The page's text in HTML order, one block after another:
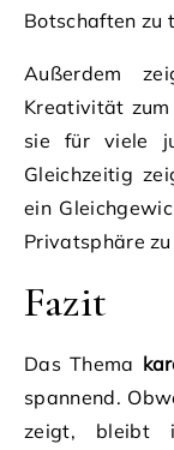
Botschaften zu
Außerdem
Kreativität
sie für viele
Gleichzeitig
ein
Privatsphäre
Fazit
Das Thema
spannend.
zeigt, bleibt